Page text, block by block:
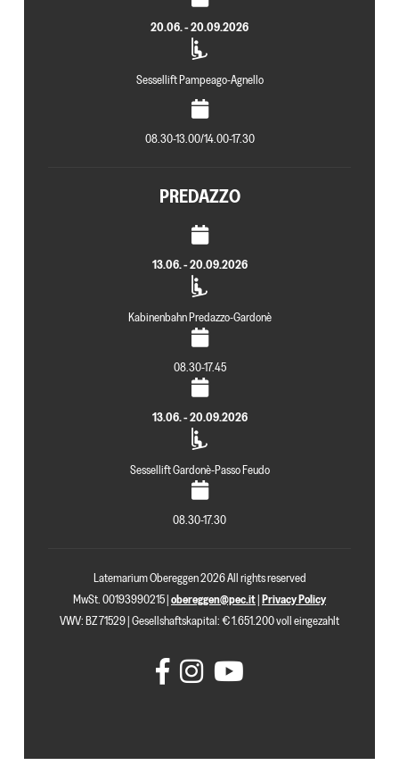
20.06. - 20.09.2026
Sessellift Pampeago-Agnello
08.30-13.00/14.00-17.30
PREDAZZO
13.06. - 20.09.2026
Kabinenbahn Predazzo-Gardonè
08.30-17.45
13.06. - 20.09.2026
Sessellift Gardonè-Passo Feudo
08.30-17.30
Latemarium Obereggen 2026 All rights reserved
MwSt. 00193990215 |obereggen@pec.it|Privacy Policy
VWV: BZ 71529 | Gesellshaftskapital: € 1.651.200 voll eingezahlt